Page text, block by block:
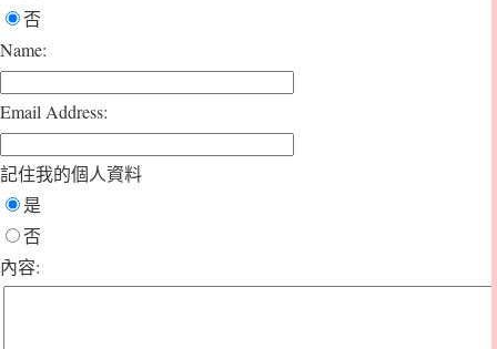
否
Name:
Email Address:
記住我的個人資料
是
否
內容: